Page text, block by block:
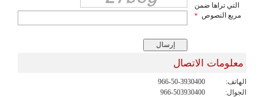
التي تراها ضمن
مربع النصوص *
معلومات الاتصال
الهاتف:
966-50-3930400
الجوال:
966-503930400